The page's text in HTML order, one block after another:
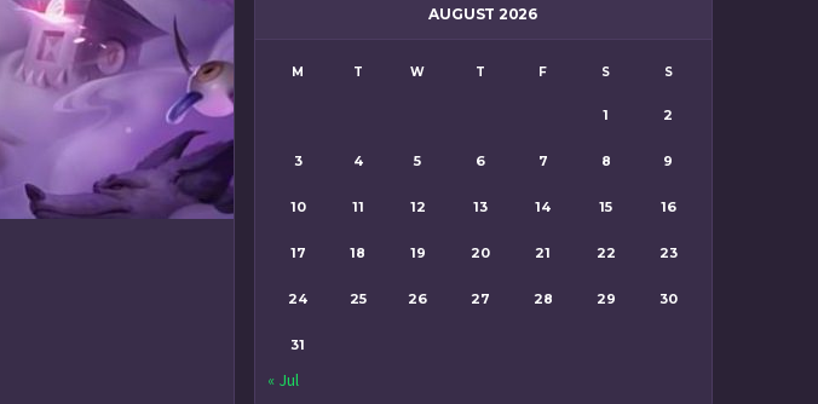
AUGUST 2026
M T W T F S S
1 2
3 4 5 6 7 8 9
10 11 12 13 14 15 16
17 18 19 20 21 22 23
24 25 26 27 28 29 30
31
« Jul